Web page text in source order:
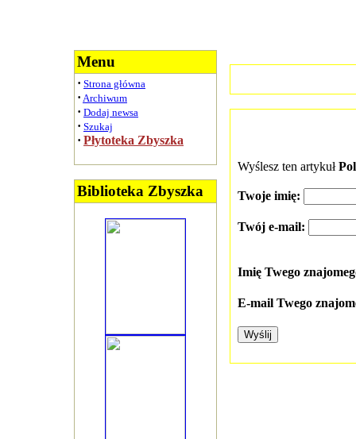
Menu
· Strona główna
· Archiwum
· Dodaj newsa
· Szukaj
· Płytoteka Zbyszka
Biblioteka Zbyszka
Wyślesz ten artykuł
Twoje imię:
Twój e-mail:
Imię Twego
E-mail Twego